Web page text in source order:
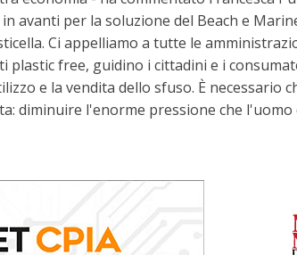
avanti per la soluzione del Beach e
Ci appelliamo a tutte le
plastic free, guidino i cittadini e i
e la vendita dello sfuso. È
diminuire l'enorme pressione che